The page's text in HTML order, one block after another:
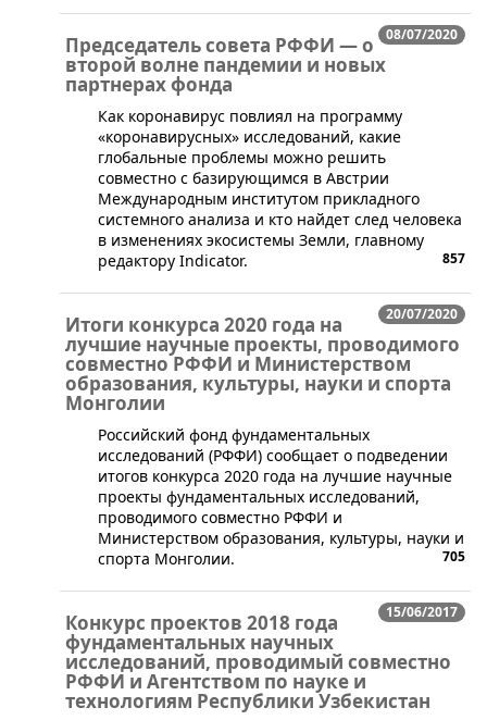
08/07/2020
Председатель совета РФФИ — о
второй волне пандемии и новых
партнерах фонда
Как коронавирус повлиял на программу
«коронавирусных» исследований, какие
глобальные проблемы можно решить
совместно с базирующимся в Австрии
Международным институтом прикладного
системного анализа и кто найдет след человека
в изменениях экосистемы Земли, главному
редактору Indicator.
857
20/07/2020
Итоги конкурса 2020 года на
лучшие научные проекты, проводимого
совместно РФФИ и Министерством
образования, культуры, науки и спорта
Монголии
Российский фонд фундаментальных
исследований (РФФИ) сообщает о подведении
итогов конкурса 2020 года на лучшие научные
проекты фундаментальных исследований,
проводимого совместно РФФИ и
Министерством образования, культуры, науки и
спорта Монголии.
705
15/06/2017
Конкурс проектов 2018 года
фундаментальных научных
исследований, проводимый совместно
РФФИ и Агентством по науке и
технологиям Республики Узбекистан